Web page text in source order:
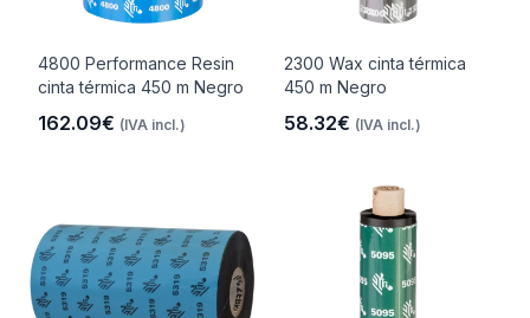
4800 Performance Resin
cinta térmica 450 m Negro
162.09€ (IVA incl.)
2300 Wax cinta térmica
450 m Negro
58.32€ (IVA incl.)